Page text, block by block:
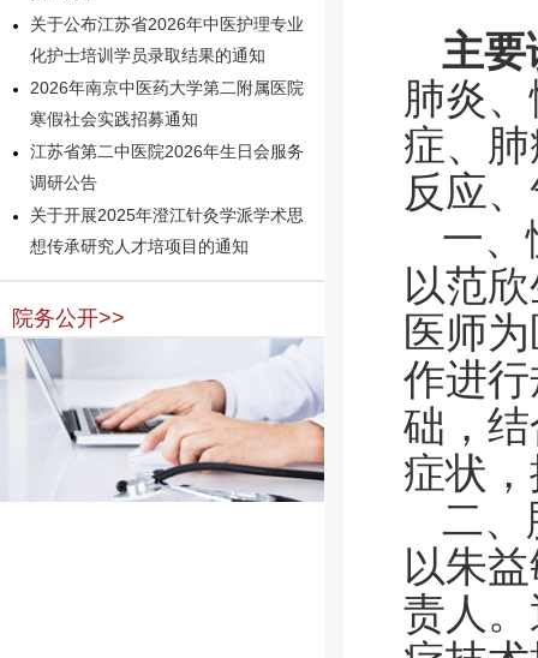
关于公布江苏省2026年中医护理专业
化护士培训学员录取结果的通知
2026年南京中医药大学第二附属医院
寒假社会实践招募通知
江苏省第二中医院2026年生日会服务
调研公告
关于开展2025年澄江针灸学派学术思
想传承研究人才培项目的通知
院务公开>>
主要
肺炎
症、
反应
一、
以范
医师
作进
础，
症状
二、
以朱
责人